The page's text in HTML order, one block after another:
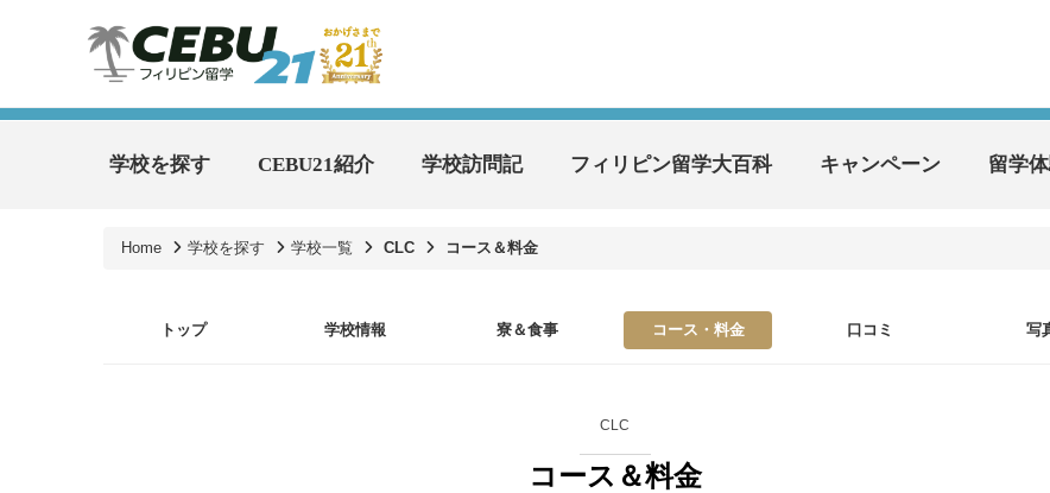
学校を探す CEBU21紹介 学校訪問記 フィリピン留学大百科 キャンペーン 留学
Home 学校を探す 学校一覧 CLC コース＆料金
トップ 学校情報 寮＆食事 コース・料金 口コミ 写
CLC
コース＆料金